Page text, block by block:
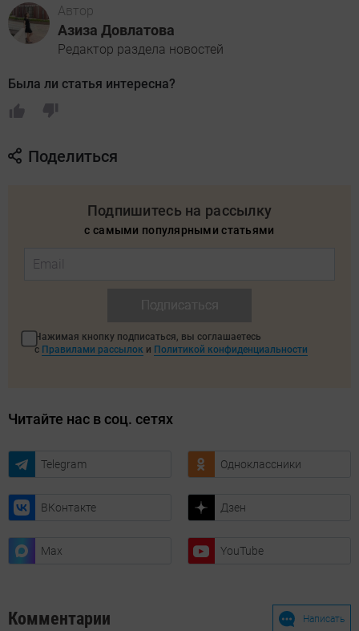
Автор
Азиза Довлатова
Редактор раздела новостей
Была ли статья интересна?
Поделиться
Подпишитесь на рассылку
с самыми популярными статьями
Нажимая кнопку подписаться, вы соглашаетесь
с Правилами рассылок и Политикой конфиденциальности
Читайте нас в соц. сетях
Telegram Одноклассники
ВКонтакте Дзен
Max YouTube
Комментарии Написать